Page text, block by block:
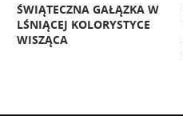
ŚWIĄTECZNA GAŁĄZKA W
LŚNIĄCEJ KOLORYSTYCE
WISZĄCA